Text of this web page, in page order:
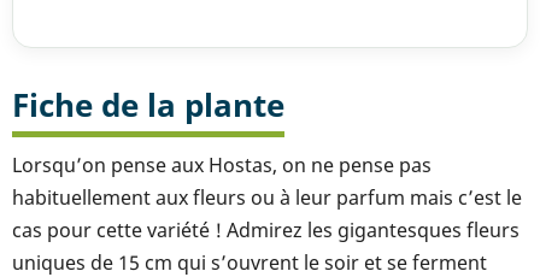
Fiche de la plante
Lorsqu’on pense aux Hostas, on ne pense pas
habituellement aux fleurs ou à leur parfum mais c’est le
cas pour cette variété ! Admirez les gigantesques fleurs
uniques de 15 cm qui s’ouvrent le soir et se ferment